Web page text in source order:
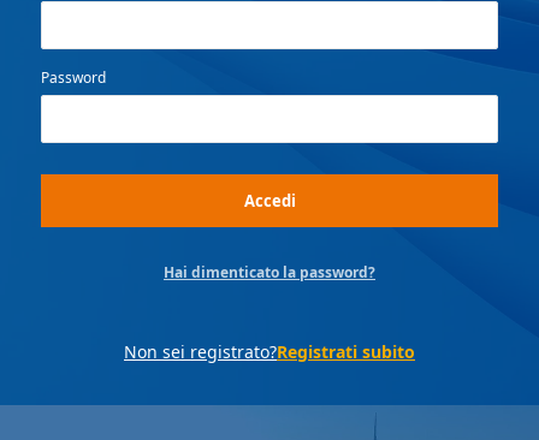
Password
Hai dimenticato la password?
Non sei registrato?Registrati subito